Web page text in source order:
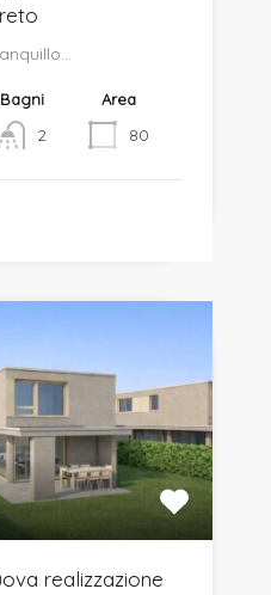
Bagni
2
Area
80
realizzazione